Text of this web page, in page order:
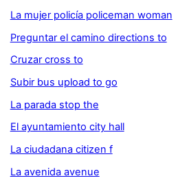
La mujer policía policeman woman
Preguntar el camino directions to
Cruzar cross to
Subir bus upload to go
La parada stop the
El ayuntamiento city hall
La ciudadana citizen f
La avenida avenue